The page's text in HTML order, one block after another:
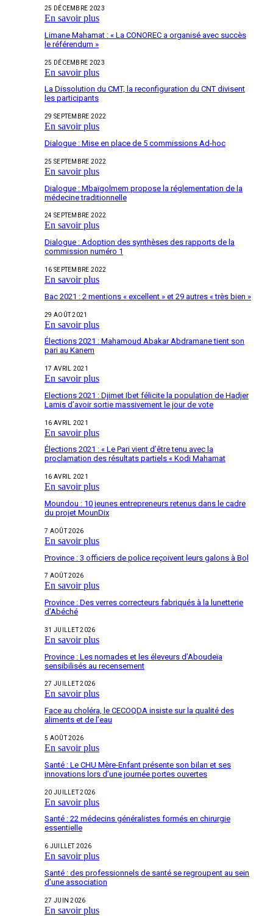
25 DÉCEMBRE 2023
En savoir plus
Limane Mahamat : « La CONOREC a organisé avec succès
le référendum »
25 DÉCEMBRE 2023
En savoir plus
La Dissolution du CMT, la reconfiguration du CNT divisent
les participants
29 SEPTEMBRE 2022
En savoir plus
Dialogue : Mise en place de 5 commissions Ad-hoc
25 SEPTEMBRE 2022
En savoir plus
Dialogue : Mbaïgolmem propose la réglementation de la
médecine traditionnelle
24 SEPTEMBRE 2022
En savoir plus
Dialogue : Adoption des synthèses des rapports de la
commission numéro 1
16 SEPTEMBRE 2022
En savoir plus
Bac 2021 : 2 mentions « excellent » et 29 autres « très bien »
29 AOÛT 2021
En savoir plus
Élections 2021 : Mahamoud Abakar Abdramane tient son
pari au Kanem
17 AVRIL 2021
En savoir plus
Elections 2021 : Djimet Ibet félicite la population de Hadjer
Lamis d’avoir sortie massivement le jour de vote
16 AVRIL 2021
En savoir plus
Élections 2021 : « Le Pari vient d’être tenu avec la
proclamation des résultats partiels « Kodi Mahamat
16 AVRIL 2021
En savoir plus
Moundou : 10 jeunes entrepreneurs retenus dans le cadre
du projet MounDix
7 AOÛT 2026
En savoir plus
Province : 3 officiers de police reçoivent leurs galons à Bol
7 AOÛT 2026
En savoir plus
Province : Des verres correcteurs fabriqués à la lunetterie
d’Abéché
31 JUILLET 2026
En savoir plus
Province : Les nomades et les éleveurs d’Aboudeïa
sensibilisés au recensement
27 JUILLET 2026
En savoir plus
Face au choléra, le CECOQDA insiste sur la qualité des
aliments et de l’eau
5 AOÛT 2026
En savoir plus
Santé : Le CHU Mère-Enfant présente son bilan et ses
innovations lors d’une journée portes ouvertes
20 JUILLET 2026
En savoir plus
Santé : 22 médecins généralistes formés en chirurgie
essentielle
6 JUILLET 2026
En savoir plus
Santé : des professionnels de santé se regroupent au sein
d’une association
27 JUIN 2026
En savoir plus